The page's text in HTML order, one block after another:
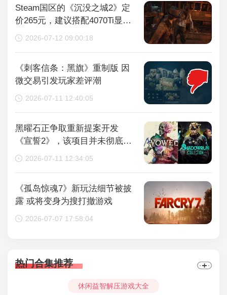
Steam国区的《沉没之城2》定
价265元，建议搭配4070Ti显卡
以获得较好体验
2026-07-12 09:00:18
《刺客信条：黑旗》重制版 因
微交易引发玩家差评潮
2026-07-11 12:40:05
黑曜石正争取重新提案开发
《宣誓2》，该项目并未彻底取
消
2026-07-11 12:34:05
《孤岛惊魂7》新玩法细节被披
露 或将变身为搜打撤游戏
2026-07-07 17:58:04
热门合集推荐
休闲益智解压游戏大全